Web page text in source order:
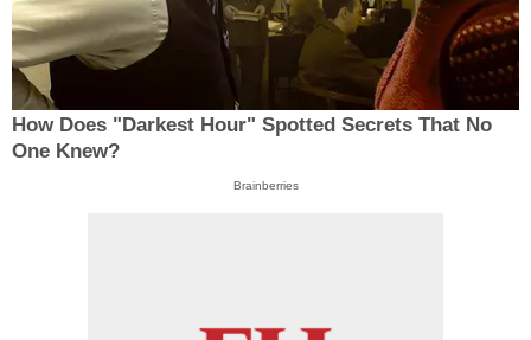
How Does "Darkest Hour" Spotted Secrets That No
One Knew?
Brainberries